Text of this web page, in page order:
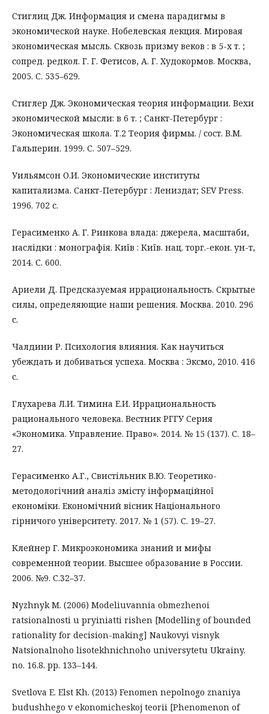
Стиглиц Дж. Информация и смена парадигмы в
экономической науке. Нобелевская лекция. Мировая
экономическая мысль. Сквозь призму веков : в 5-х т. ;
сопред. редкол. Г. Г. Фетисов, А. Г. Худокормов. Москва,
2005. С. 535–629.
Стиглер Дж. Экономическая теория информации. Вехи
экономической мысли: в 6 т. ; Санкт-Петербург :
Экономическая школа. Т.2 Теория фирмы. / сост. В.М.
Гальперин. 1999. С. 507–529.
Уильямсон О.И. Экономические институты
капитализма. Санкт-Петербург : Лениздат; SEV Press.
1996. 702 с.
Герасименко А. Г. Ринкова влада: джерела, масштаби,
наслідки : монографія. Київ : Київ. нац. торг.-екон. ун-т,
2014. С. 600.
Ариели Д. Предсказуемая иррациональность. Скрытые
силы, определяющие наши решения. Москва. 2010. 296
с.
Чалдини Р. Психология влияния. Как научиться
убеждать и добиваться успеха. Москва : Эксмо, 2010. 416
с.
Глухарева Л.И. Тимина Е.И. Иррациональность
рационального человека. Вестник РГГУ Серия
«Экономика. Управление. Право». 2014. № 15 (137). С. 18–
27.
Герасименко А.Г., Свистільник В.Ю. Теоретико-
методологічний аналіз змісту інформаційної
економіки. Економічний вісник Національного
гірничого університету. 2017. № 1 (57). С. 19–27.
Клейнер Г. Микроэкономика знаний и мифы
современной теории. Высшее образование в России.
2006. №9. С.32–37.
Nyzhnyk M. (2006) Modeliuvannia obmezhenoi
ratsionalnosti u pryiniatti rishen [Modelling of bounded
rationality for decision-making] Naukovyi visnyk
Natsionalnoho lisotekhnichnoho universytetu Ukrainy.
no. 16.8. pp. 133–144.
Svetlova E. Elst Kh. (2013) Fenomen nepolnogo znaniya
budushhego v ekonomicheskoj teorii [Phenomenon of